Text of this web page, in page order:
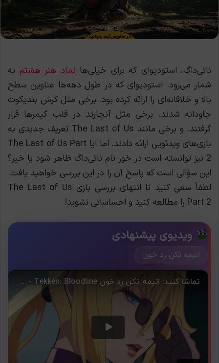
ناتی‌داگ، استودیوای که برای خیلی‌ها نماد هنر هشتم به
شمار می‌رود. استودیوای که در طول دهه‌ها عناوین سطح
بالا و خلاقانه‌ای را ارائه کرده بود. برخی مثل کرش بندیکوت
جاودانه شدند. برخی مثل آنچارتد در قلب گیمرها قرار
گرفتند. و برخی مانند The Last of Us تعریف جدیدی به
بازی‌های ویدئویی ارائه دادند. اما آیا The Last of Us Part
2 نیز توانسته است در خور نام ناتی‌داگ ظاهر شود یا خیر؟
این سؤالی است که پاسخ آن را در این بررسی خواهید یافت.
لطفاً سعی کنید تا انتهای بررسی بازی The Last of Us
Part 2 را مطالعه کنید و احساساتی نشوید!
ویدیوی پیشنهادی
انیمه تکن رد خون